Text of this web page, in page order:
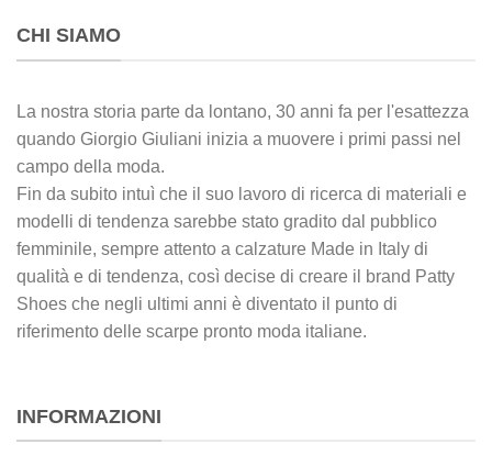
CHI SIAMO
La nostra storia parte da lontano, 30 anni fa per l'esattezza
quando Giorgio Giuliani inizia a muovere i primi passi nel
campo della moda.
Fin da subito intuì che il suo lavoro di ricerca di materiali e
modelli di tendenza sarebbe stato gradito dal pubblico
femminile, sempre attento a calzature Made in Italy di
qualità e di tendenza, così decise di creare il brand Patty
Shoes che negli ultimi anni è diventato il punto di
riferimento delle scarpe pronto moda italiane.
INFORMAZIONI